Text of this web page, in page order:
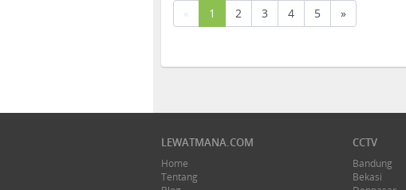
1 (current)
2 3 4 5 »
LEWATMANA.COM
Home
Tentang
CCTV
Bandung
Bekasi